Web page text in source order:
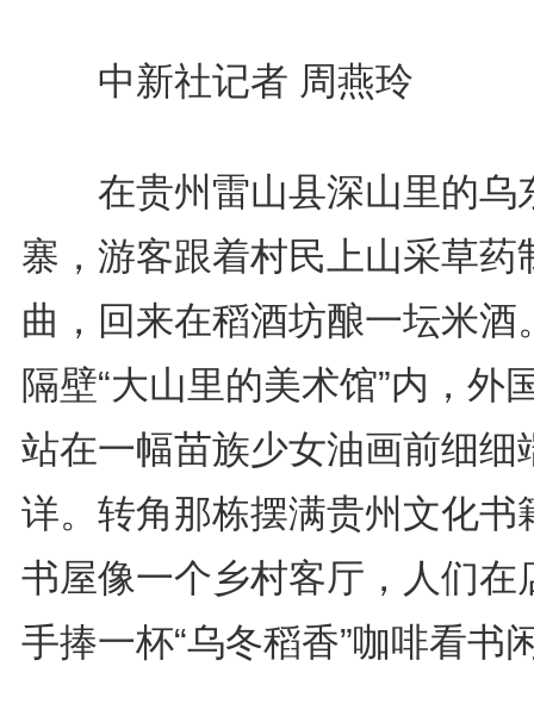
中新社记者 周燕玲
在贵州雷山县深山里的乌
寨，游客跟着村民上山采草药
曲，回来在稻酒坊酿一坛米酒
隔壁“大山里的美术馆”内，外
站在一幅苗族少女油画前细细
详。转角那栋摆满贵州文化书
书屋像一个乡村客厅，人们在
手捧一杯“乌冬稻香”咖啡看书